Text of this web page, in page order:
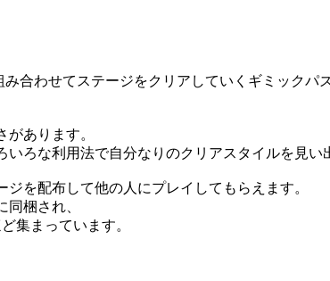
合わせてステージをクリアしていくギミックパ
あります。
ろな利用法で自分なりのクリアスタイルを見い
を配布して他の人にプレイしてもらえます。
梱され、
集まっています。